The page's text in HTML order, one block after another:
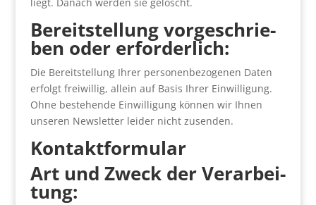
Bereit­stel­lung vor­ge­schrie­
ben oder erfor­der­lich:
Die Bereit­stel­lung Ihrer per­so­nen­be­zo­ge­nen Daten
erfolgt frei­wil­lig, allein auf Basis Ihrer Ein­wil­li­gung.
Ohne bestehen­de Ein­wil­li­gung kön­nen wir Ihnen
unse­ren News­let­ter lei­der nicht zusen­den.
Kon­takt­for­mu­lar
Art und Zweck der Ver­ar­bei­
tung: